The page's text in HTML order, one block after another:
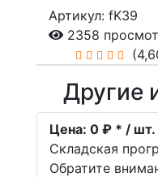
Артикул: fK39
2358
Другие
Цена: 0 ₽ * / шт.
Складская
Обратите